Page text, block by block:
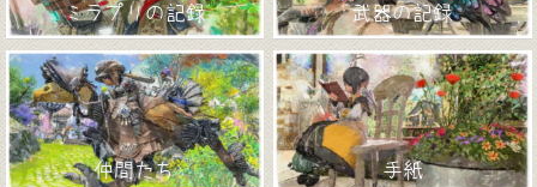
ミラプリの記録 武器の記録
仲間たち 手紙